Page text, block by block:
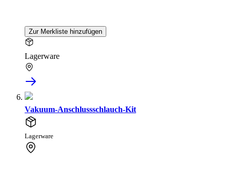
Zur Merkliste hinzufügen
Lagerware
Vakuum-Anschlussschlauch-Kit
Lagerware